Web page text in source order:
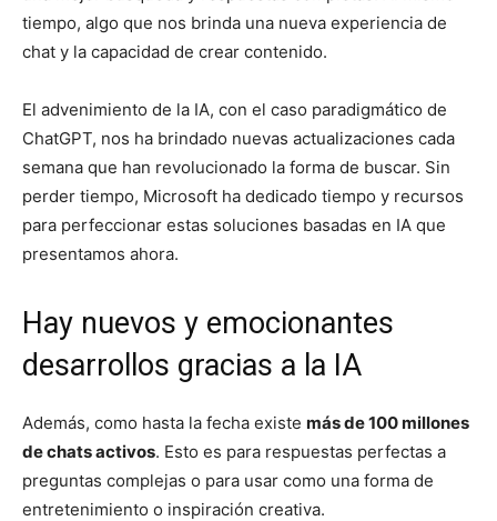
tiempo, algo que nos brinda una nueva experiencia de
chat y la capacidad de crear contenido.
El advenimiento de la IA, con el caso paradigmático de
ChatGPT, nos ha brindado nuevas actualizaciones cada
semana que han revolucionado la forma de buscar. Sin
perder tiempo, Microsoft ha dedicado tiempo y recursos
para perfeccionar estas soluciones basadas en IA que
presentamos ahora.
Hay nuevos y emocionantes
desarrollos gracias a la IA
Además, como hasta la fecha existe más de 100 millones
de chats activos. Esto es para respuestas perfectas a
preguntas complejas o para usar como una forma de
entretenimiento o inspiración creativa.